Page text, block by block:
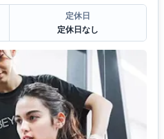
定休日
定休日なし